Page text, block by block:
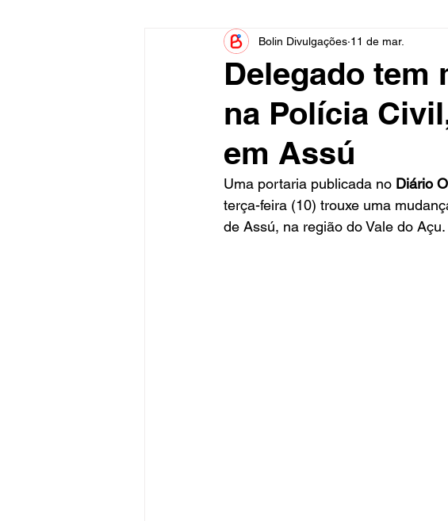
Informe Publicitário Judiciário Cidades
Acidente Tecnologia Educação
Delegado tem
na Polícia
em Assú
Bolin Divulgações 11 de mar.
Uma portaria publicada no Diário
terça-feira (10) trouxe uma
de Assú, na região do Vale do Açu.